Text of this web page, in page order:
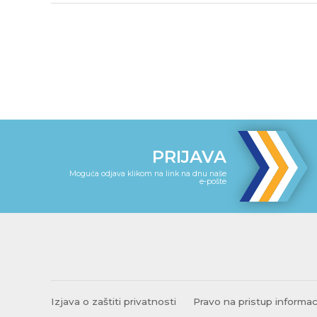
PRIJAVA
Moguća odjava klikom na link na dnu naše
e-pošte
Izjava o zaštiti privatnosti Pravo na pristup